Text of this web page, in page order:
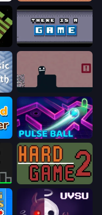
There Is No Game
Pulse Ball
Hard Game 2